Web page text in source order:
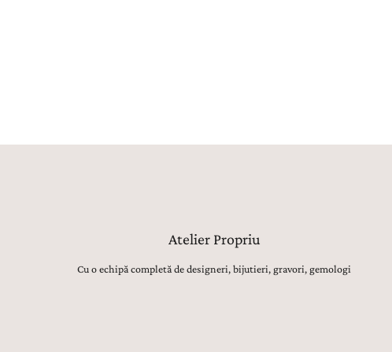
Atelier Propriu
Cu o echipă completă de designeri, bijutieri, gravori, gemologi